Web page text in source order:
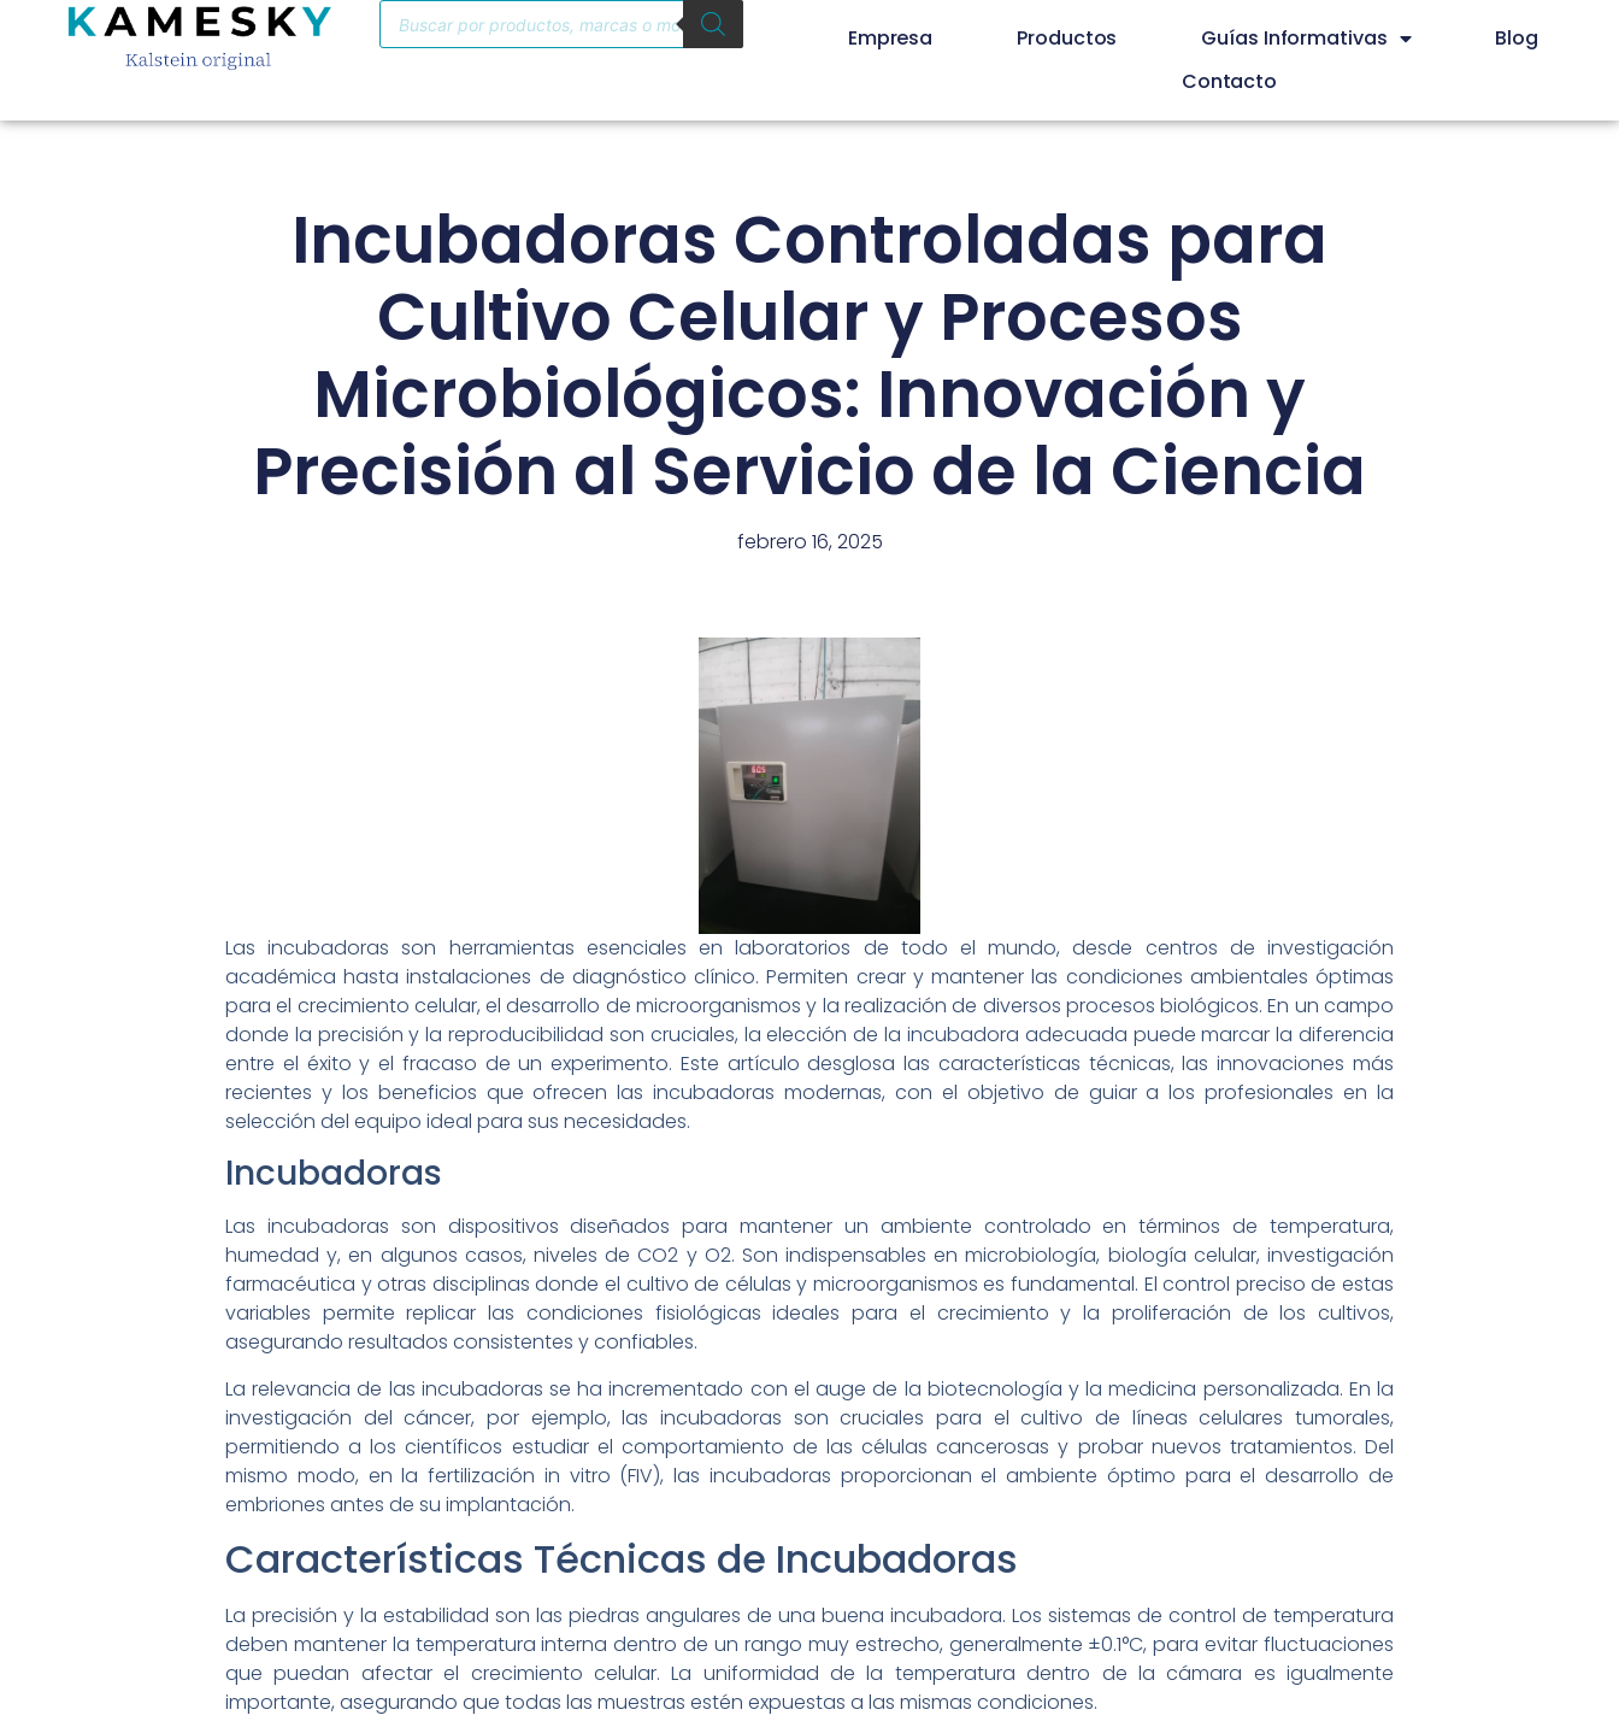
Empresa Productos Guías Informativas
Blog
Contacto
Incubadoras Controladas para
Cultivo Celular y Procesos
Microbiológicos: Innovación y
Precisión al Servicio de la Ciencia
febrero 16, 2025
Las incubadoras son herramientas esenciales en laboratorios de todo el mundo, desde centros de investigación
académica hasta instalaciones de diagnóstico clínico. Permiten crear y mantener las condiciones ambientales óptimas
para el crecimiento celular, el desarrollo de microorganismos y la realización de diversos procesos biológicos. En un campo
donde la precisión y la reproducibilidad son cruciales, la elección de la incubadora adecuada puede marcar la diferencia
entre el éxito y el fracaso de un experimento. Este artículo desglosa las características técnicas, las innovaciones más
recientes y los beneficios que ofrecen las incubadoras modernas, con el objetivo de guiar a los profesionales en la
selección del equipo ideal para sus necesidades.
Incubadoras
Las incubadoras son dispositivos diseñados para mantener un ambiente controlado en términos de temperatura,
humedad y, en algunos casos, niveles de CO2 y O2. Son indispensables en microbiología, biología celular, investigación
farmacéutica y otras disciplinas donde el cultivo de células y microorganismos es fundamental. El control preciso de estas
variables permite replicar las condiciones fisiológicas ideales para el crecimiento y la proliferación de los cultivos,
asegurando resultados consistentes y confiables.
La relevancia de las incubadoras se ha incrementado con el auge de la biotecnología y la medicina personalizada. En la
investigación del cáncer, por ejemplo, las incubadoras son cruciales para el cultivo de líneas celulares tumorales,
permitiendo a los científicos estudiar el comportamiento de las células cancerosas y probar nuevos tratamientos. Del
mismo modo, en la fertilización in vitro (FIV), las incubadoras proporcionan el ambiente óptimo para el desarrollo de
embriones antes de su implantación.
Características Técnicas de Incubadoras
La precisión y la estabilidad son las piedras angulares de una buena incubadora. Los sistemas de control de temperatura
deben mantener la temperatura interna dentro de un rango muy estrecho, generalmente ±0.1°C, para evitar fluctuaciones
que puedan afectar el crecimiento celular. La uniformidad de la temperatura dentro de la cámara es igualmente
importante, asegurando que todas las muestras estén expuestas a las mismas condiciones.